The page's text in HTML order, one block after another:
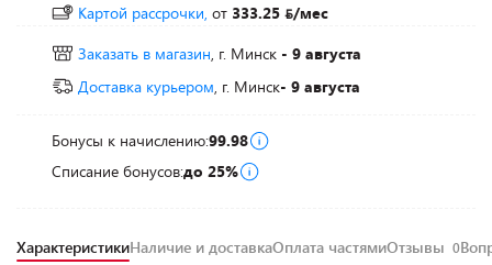
Картой рассрочки, от 333.25
/мес
Заказать в магазин, г. Минск - 9 августа
Доставка курьером, г. Минск- 9 августа
Бонусы к начислению:99.98
Списание бонусов:до 25%
ХарактеристикиНаличие и доставкаОплата частямиОтзывы 0